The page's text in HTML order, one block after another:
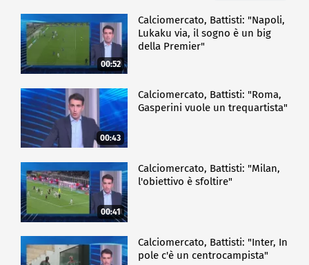
00:52
Calciomercato, Battisti: "Napoli,
Lukaku via, il sogno è un big
della Premier"
00:43
Calciomercato, Battisti: "Roma,
Gasperini vuole un trequartista"
00:41
Calciomercato, Battisti: "Milan,
l'obiettivo è sfoltire"
Calciomercato, Battisti: "Inter, In
pole c'è un centrocampista"